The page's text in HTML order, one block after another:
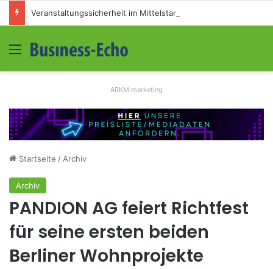
Menü
ARKM.marketing
Startseite / Archiv
Archiv
PANDION AG feiert Richtfest
für seine ersten beiden
Berliner Wohnprojekte